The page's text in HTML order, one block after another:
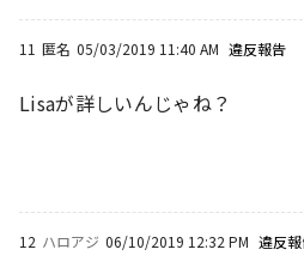
11 匿名 05/03/2019 11:40 AM 違反報告
Lisaが詳しいんじゃね？
12 ハロアジ 06/10/2019 12:32 PM 違反